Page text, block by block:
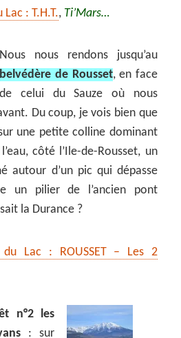
Lac : T.H.T., Ti’Mars…
Nous nous rendons jusqu’au
belvédère de Rousset, en face
de celui du Sauze où nous
Du coup, je vois bien que
une petite colline dominant
côté l’Ile-de-Rousset, un
autour d’un pic qui dépasse
un pilier de l’ancien pont
la Durance ?
Lac : ROUSSET – Les 2
n°2 les
: sur